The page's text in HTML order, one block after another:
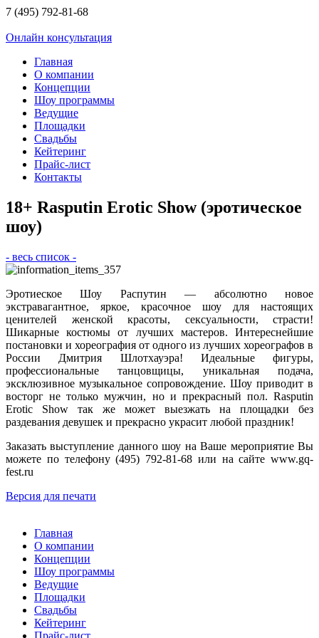
7 (495) 792-81-68
Онлайн консультация
Главная
О компании
Концепции
Шоу программы
Ведущие
Площадки
Свадьбы
Кейтеринг
Прайс-лист
Контакты
18+ Rasputin Erotic Show (эротическое
шоу)
- весь список -
Эротиеское Шоу Распутин — абсолютно новое
экстравагантное, яркое, красочное шоу для настоящих
ценителей женской красоты, сексуальности, страсти!
Шикарные костюмы от лучших мастеров. Интереснейшие
постановки и хореография от одного из лучших хореографов в
России Дмитрия Шлотхауэра! Идеальные фигуры,
профессиональные танцовщицы, уникальная подача,
эксклюзивное музыкальное сопровождение. Шоу приводит в
восторг не только мужчин, но и прекрасный пол. Rasputin
Erotic Show так же может выезжать на площадки без
раздевания девушек и прекрасно украсит любой праздник!
Заказать выступление данного шоу на Ваше мероприятие Вы
можете по телефону (495) 792-81-68 или на сайте www.gq-
fest.ru
Версия для печати
Главная
О компании
Концепции
Шоу программы
Ведущие
Площадки
Свадьбы
Кейтеринг
Прайс-лист